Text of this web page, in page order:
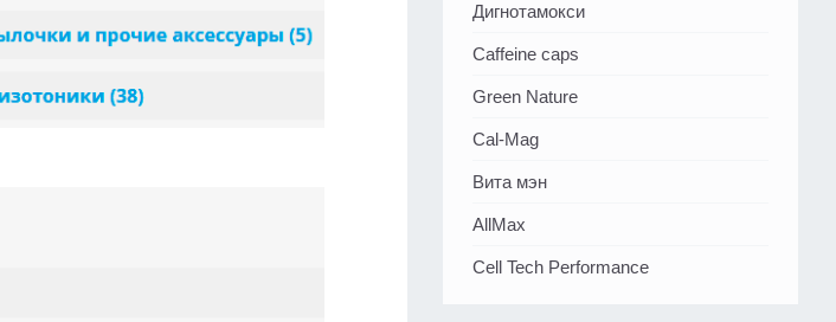
Дигнотамокси
Caffeine caps
Green Nature
Cal-Mag
Вита мэн
AllMax
Cell Tech Performance